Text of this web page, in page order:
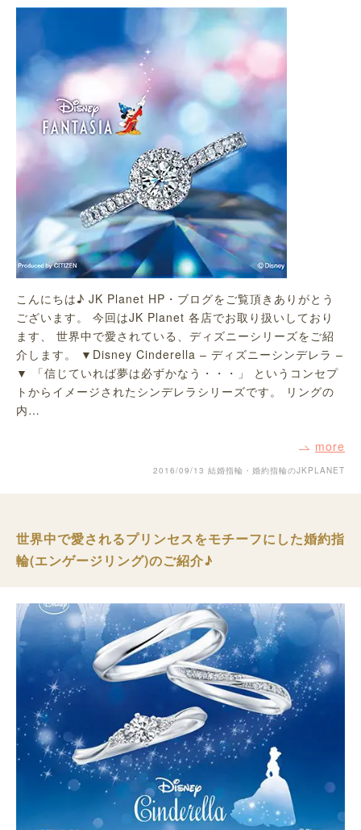
こんにちは♪ JK Planet HP・ブログをご覧頂きありがとう
ございます。 今回はJK Planet 各店でお取り扱いしており
ます、 世界中で愛されている、ディズニーシリーズをご紹
介します。 ▼Disney Cinderella – ディズニーシンデレラ –
▼ 「信じていれば夢は必ずかなう・・・」 というコンセプ
トからイメージされたシンデレラシリーズです。 リングの
内…
more
2016/09/13 結婚指輪・婚約指輪のJKPLANET
世界中で愛されるプリンセスをモチーフにした婚約指
輪(エンゲージリング)のご紹介♪